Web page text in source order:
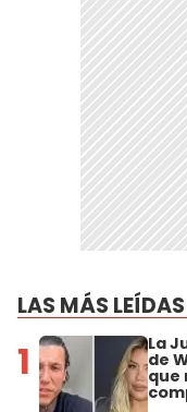
LAS MÁS LEÍDAS
1 La
de
que